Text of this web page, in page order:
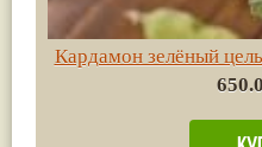
Кардамон зелёный